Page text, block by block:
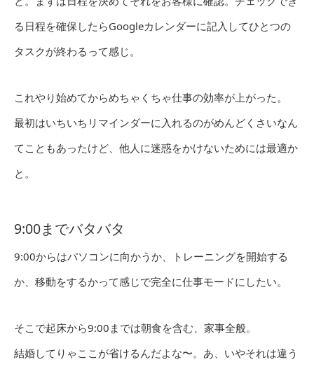
る日程を確保したらGoogleカレンダーに記入してひとつの
タスクが終わるって感じ。
これやり始めてからめちゃくちゃ仕事の効率が上がった。
最初はいちいちリマインダーに入れるのがめんどくさいなん
てこともあったけど、他人に迷惑をかけないためには最適か
と。
9:00までバタバタ
9:00からはパソコンに向かうか、トレーニングを開始する
か、移動をするかって感じで完全に仕事モードにしたい。
そこで起床から9:00までは朝食を含む、家事全般。
結婚してりゃここが省けるんだよな〜。あ、いやそれは違う